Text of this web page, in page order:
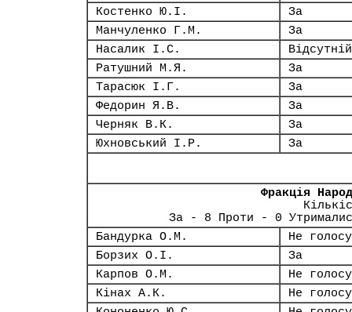
Костенко Ю.І.
За
Манчуленко Г.М.
За
Насалик І.С.
Відсутній
Ратушний М.Я.
За
Тарасюк І.Г.
За
Федорин Я.В.
За
Черняк В.К.
За
Юхновський І.Р.
За
Фракція
За - 8 Проти - 0
Бандурка О.М.
Не
Борзих О.І.
За
Карпов О.М.
Не
Кінах А.К.
Не